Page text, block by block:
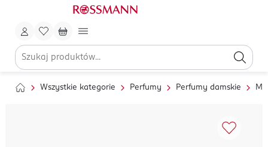
Wszystkie kategorie Perfumy Perfumy damskie